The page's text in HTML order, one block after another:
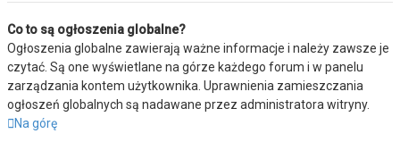
Co to są ogłoszenia globalne?
Ogłoszenia globalne zawierają ważne informacje i należy zawsze je
czytać. Są one wyświetlane na górze każdego forum i w panelu
zarządzania kontem użytkownika. Uprawnienia zamieszczania
ogłoszeń globalnych są nadawane przez administratora witryny.
Na górę